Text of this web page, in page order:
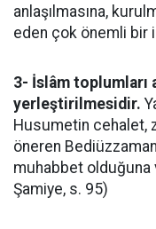
anlaşılmasına,
eden çok önemli bir
3- İslâm toplumları
yerleştirilmesidir.
Husumetin cehalet,
öneren
muhabbet olduğuna
Şamiye, s. 95)